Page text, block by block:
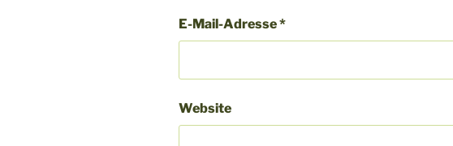
E-Mail-Adresse*
Website